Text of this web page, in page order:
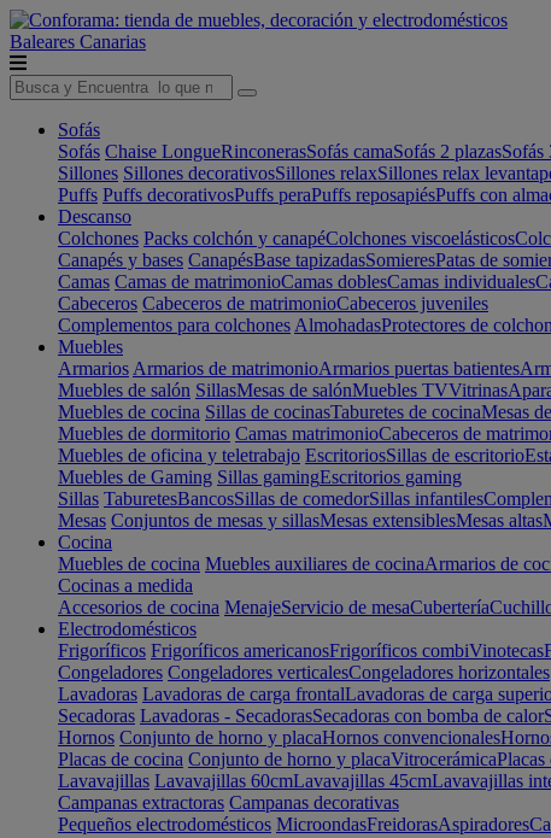
Baleares Canarias
Sofás
Sofás Chaise LongueRinconerasSofás camaSofás 2 plazasSofás
Sillones Sillones decorativosSillones relaxSillones relax
Puffs Puffs decorativosPuffs peraPuffs reposapiésPuffs con
Descanso
Colchones Packs colchón y canapéColchones viscoelásticos
Canapés y bases CanapésBase tapizadasSomieresPatas de
Camas Camas de matrimonioCamas doblesCamas individuales
Cabeceros Cabeceros de matrimonioCabeceros juveniles
Complementos para colchones AlmohadasProtectores de
Muebles
Armarios Armarios de matrimonioArmarios puertas batientes
Muebles de salón SillasMesas de salónMuebles TVVitrinas
Muebles de cocina Sillas de cocinasTaburetes de cocinaMesas
Muebles de dormitorio Camas matrimonioCabeceros de
Muebles de oficina y teletrabajo EscritoriosSillas de escritorio
Muebles de Gaming Sillas gamingEscritorios gaming
Sillas TaburetesBancosSillas de comedorSillas infantiles
Mesas Conjuntos de mesas y sillasMesas extensiblesMesas altas
Cocina
Muebles de cocina Muebles auxiliares de cocinaArmarios de
Cocinas a medida
Accesorios de cocina MenajeServicio de mesaCubertería
Electrodomésticos
Frigoríficos Frigoríficos americanosFrigoríficos combiVinotecas
Congeladores Congeladores verticalesCongeladores horizontales
Lavadoras Lavadoras de carga frontalLavadoras de carga
Secadoras Lavadoras - SecadorasSecadoras con bomba de calor
Hornos Conjunto de horno y placaHornos convencionales
Placas de cocina Conjunto de horno y placaVitrocerámica
Lavavajillas Lavavajillas 60cmLavavajillas 45cmLavavajillas
Campanas extractoras Campanas decorativas
Pequeños electrodomésticos MicroondasFreidorasAspiradores